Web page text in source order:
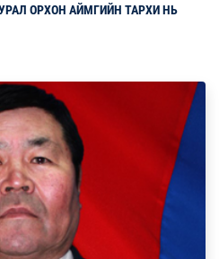
ОРХОН АЙМГИЙН ТАРХИ НЬ